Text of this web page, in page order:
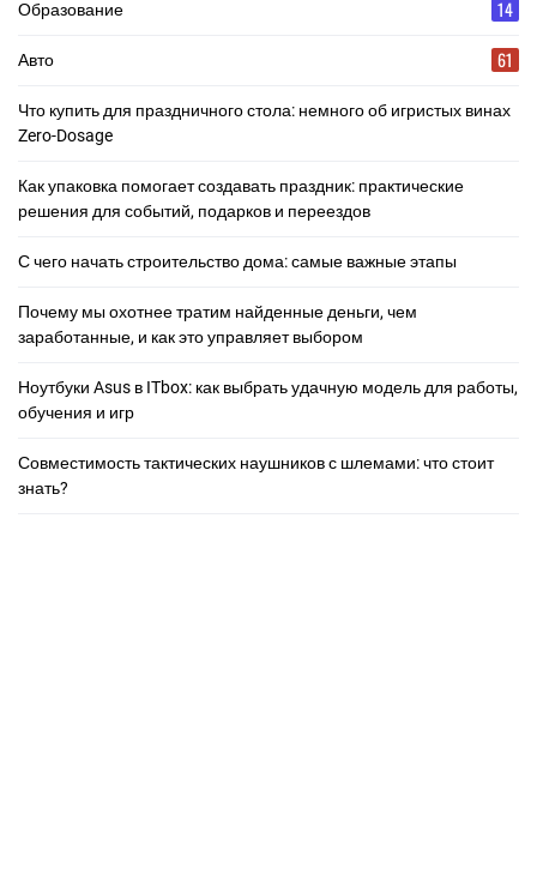
Образование 14
Авто 61
Что купить для праздничного стола: немного об игристых винах
Zero-Dosage
Как упаковка помогает создавать праздник: практические
решения для событий, подарков и переездов
С чего начать строительство дома: самые важные этапы
Почему мы охотнее тратим найденные деньги, чем
заработанные, и как это управляет выбором
Ноутбуки Asus в ITbox: как выбрать удачную модель для работы,
обучения и игр
Совместимость тактических наушников с шлемами: что стоит
знать?